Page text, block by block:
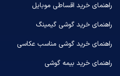
راهنمای خرید اقساطی موبایل
راهنمای خرید گوشی گیمینگ
راهنمای خرید گوشی مناسب عکاسی
راهنمای خرید بیمه گوشی